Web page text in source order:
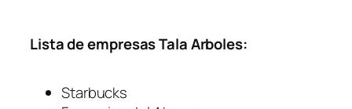
Lista de empresas Tala Arboles:
Starbucks